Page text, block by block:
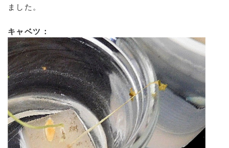
ました。
キャベツ：